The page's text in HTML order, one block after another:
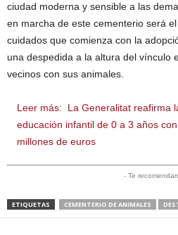
ciudad moderna y sensible a las
en marcha de este cementerio será
cuidados que comienza con la
una despedida a la altura del vínculo
vecinos con sus animales.
Leer más:
La Generalitat reafirma
educación infantil de 0 a 3 años
millones de euros
- Te
ETIQUETAS CEMENTERIO DE ANIMALES